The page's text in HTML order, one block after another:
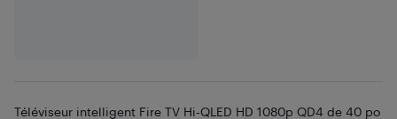
Téléviseur intelligent Fire TV Hi-QLED HD 1080p QD4 de 40 po